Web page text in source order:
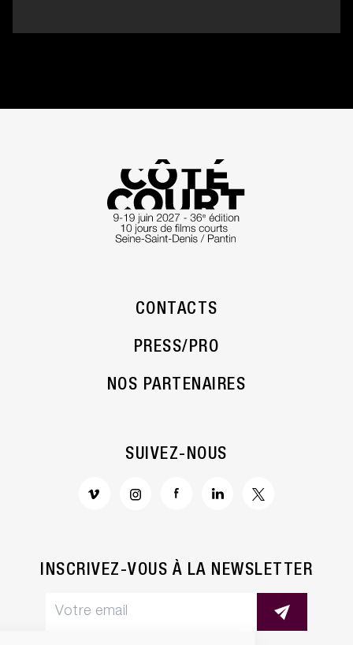
CONTACTS
PRESS/PRO
NOS PARTENAIRES
SUIVEZ-NOUS
INSCRIVEZ-VOUS À LA NEWSLETTER